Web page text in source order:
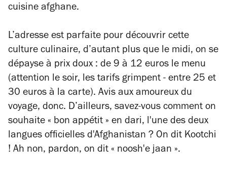
cuisine afghane.
L’adresse est parfaite pour découvrir cette
culture culinaire, d’autant plus que le midi, on se
dépayse à prix doux : de 9 à 12 euros le menu
(attention le soir, les tarifs grimpent - entre 25 et
30 euros à la carte). Avis aux amoureux du
voyage, donc. D’ailleurs, savez-vous comment on
souhaite « bon appétit » en dari, l'une des deux
langues officielles d'Afghanistan ? On dit Kootchi
! Ah non, pardon, on dit « noosh'e jaan ».